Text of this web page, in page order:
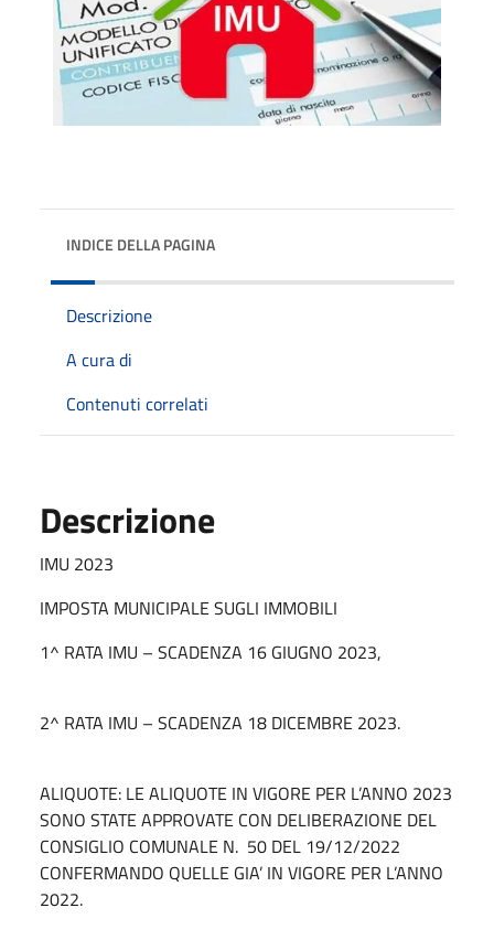
INDICE DELLA PAGINA
Descrizione
A cura di
Contenuti correlati
Descrizione
IMU 2023
IMPOSTA MUNICIPALE SUGLI IMMOBILI
1^ RATA IMU – SCADENZA 16 GIUGNO 2023,
2^ RATA IMU – SCADENZA 18 DICEMBRE 2023.
ALIQUOTE: LE ALIQUOTE IN VIGORE PER L’ANNO 2023
SONO STATE APPROVATE CON DELIBERAZIONE DEL
CONSIGLIO COMUNALE N. 50 DEL 19/12/2022
CONFERMANDO QUELLE GIA’ IN VIGORE PER L’ANNO
2022.